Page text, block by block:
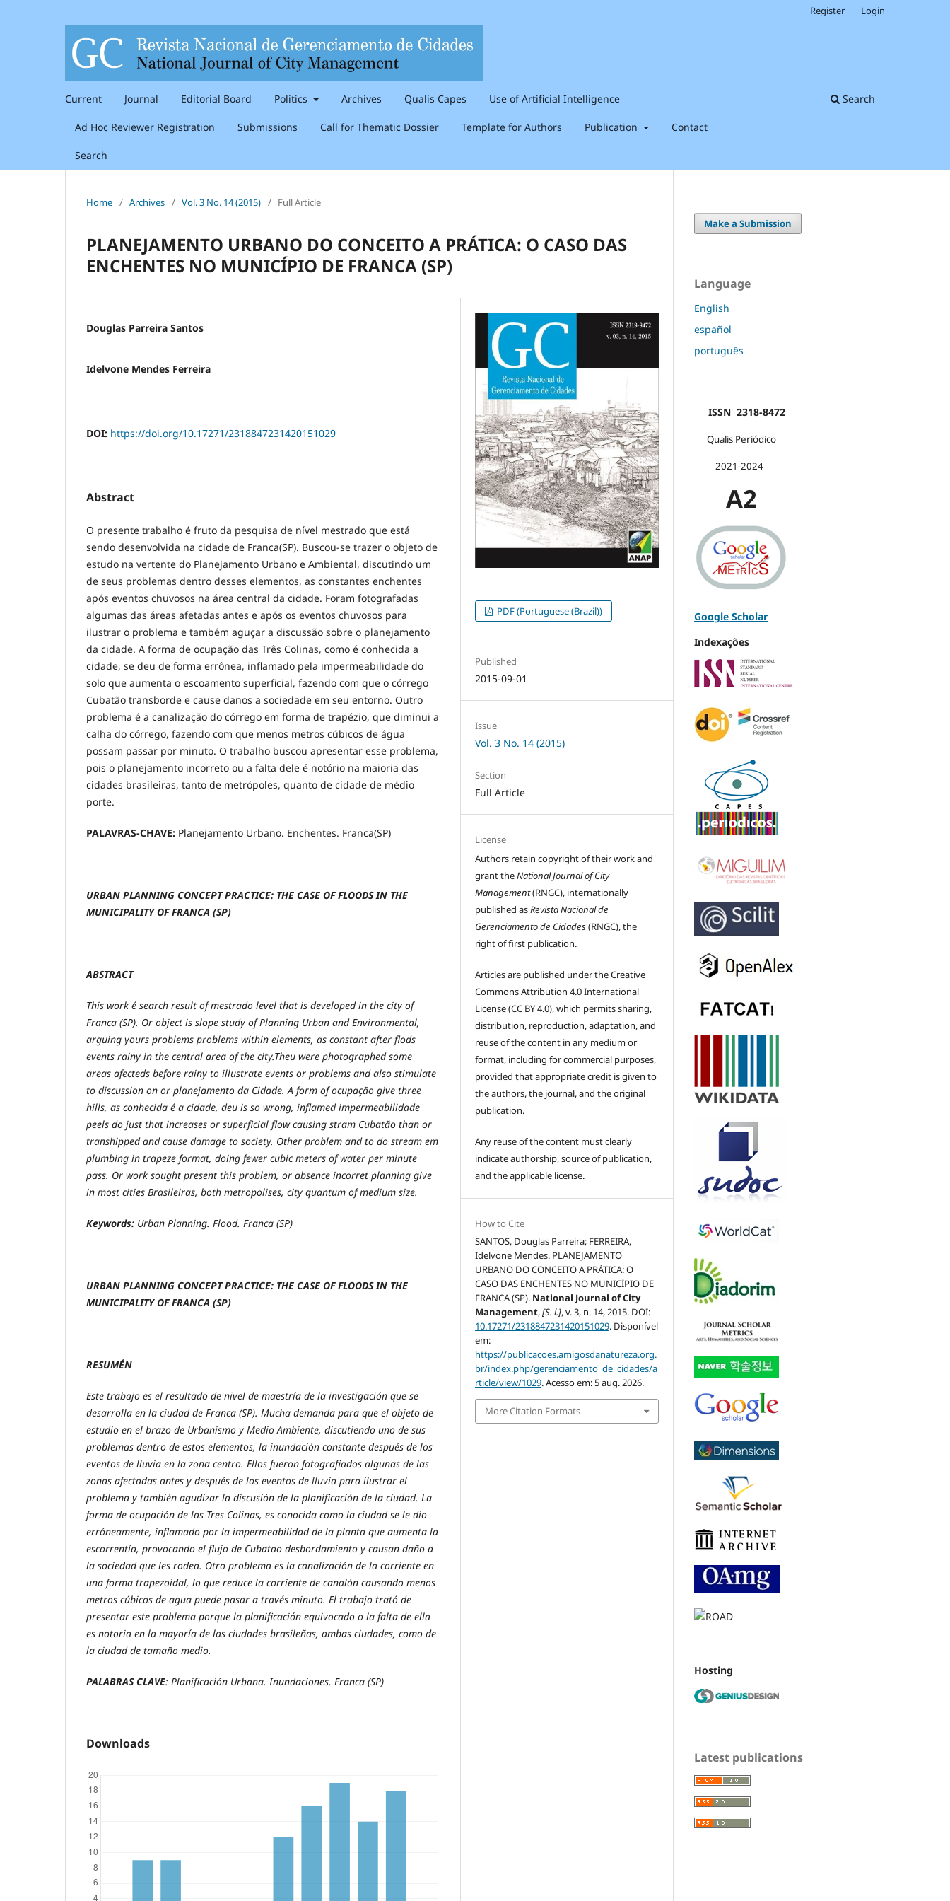
Current Journal Editorial Board Politics Archives Qualis Capes Use of Artificial Intelligence
Ad Hoc Reviewer Registration Submissions Call for Thematic Dossier Template for Authors Publication Contact
Search
Search
Register Login
Home / Archives / Vol. 3 No. 14 (2015) / Full Article
PLANEJAMENTO URBANO DO CONCEITO A PRÁTICA: O CASO DAS
ENCHENTES NO MUNICÍPIO DE FRANCA (SP)
Douglas Parreira Santos
Idelvone Mendes Ferreira
DOI: https://doi.org/10.17271/2318847231420151029
Abstract
O presente trabalho é fruto da pesquisa de nível mestrado que está
sendo desenvolvida na cidade de Franca(SP). Buscou-se trazer o objeto de
estudo na vertente do Planejamento Urbano e Ambiental, discutindo um
de seus problemas dentro desses elementos, as constantes enchentes
após eventos chuvosos na área central da cidade. Foram fotografadas
algumas das áreas afetadas antes e após os eventos chuvosos para
ilustrar o problema e também aguçar a discussão sobre o planejamento
da cidade. A forma de ocupação das Três Colinas, como é conhecida a
cidade, se deu de forma errônea, inflamado pela impermeabilidade do
solo que aumenta o escoamento superficial, fazendo com que o córrego
Cubatão transborde e cause danos a sociedade em seu entorno. Outro
problema é a canalização do córrego em forma de trapézio, que diminui a
calha do córrego, fazendo com que menos metros cúbicos de água
possam passar por minuto. O trabalho buscou apresentar esse problema,
pois o planejamento incorreto ou a falta dele é notório na maioria das
cidades brasileiras, tanto de metrópoles, quanto de cidade de médio
porte.
PALAVRAS-CHAVE: Planejamento Urbano. Enchentes. Franca(SP)
URBAN PLANNING CONCEPT PRACTICE: THE CASE OF FLOODS IN THE
MUNICIPALITY OF FRANCA (SP)
ABSTRACT
This work é search result of mestrado level that is developed in the city of
Franca (SP). Or object is slope study of Planning Urban and Environmental,
arguing yours problems problems within elements, as constant after flods
events rainy in the central area of the city.Theu were photographed some
areas afecteds before rainy to illustrate events or problems and also stimulate
to discussion on or planejamento da Cidade. A form of ocupação give three
hills, as conhecida é a cidade, deu is so wrong, inflamed impermeabilidade
peels do just that increases or superficial flow causing stram Cubatão than or
transhipped and cause damage to society. Other problem and to do stream em
plumbing in trapeze format, doing fewer cubic meters of water per minute
pass. Or work sought present this problem, or absence incorret planning give
in most cities Brasileiras, both metropolises, city quantum of medium size.
Keywords: Urban Planning. Flood. Franca (SP)
URBAN PLANNING CONCEPT PRACTICE: THE CASE OF FLOODS IN THE
MUNICIPALITY OF FRANCA (SP)
RESUMÉN
Este trabajo es el resultado de nivel de maestría de la investigación que se
desarrolla en la ciudad de Franca (SP). Mucha demanda para que el objeto de
estudio en el brazo de Urbanismo y Medio Ambiente, discutiendo uno de sus
problemas dentro de estos elementos, la inundación constante después de los
eventos de lluvia en la zona centro. Ellos fueron fotografiados algunas de las
zonas afectadas antes y después de los eventos de lluvia para ilustrar el
problema y también agudizar la discusión de la planificación de la ciudad. La
forma de ocupación de las Tres Colinas, es conocida como la ciudad se le dio
erróneamente, inflamado por la impermeabilidad de la planta que aumenta la
escorrentía, provocando el flujo de Cubatao desbordamiento y causan daño a
la sociedad que les rodea. Otro problema es la canalización de la corriente en
una forma trapezoidal, lo que reduce la corriente de canalón causando menos
metros cúbicos de agua puede pasar a través minuto. El trabajo trató de
presentar este problema porque la planificación equivocado o la falta de ella
es notoria en la mayoría de las ciudades brasileñas, ambas ciudades, como de
la ciudad de tamaño medio.
PALABRAS CLAVE: Planificación Urbana. Inundaciones. Franca (SP)
Downloads
PDF (Portuguese (Brazil))
Published
2015-09-01
Issue
Vol. 3 No. 14 (2015)
Section
Full Article
License
Authors retain copyright of their work and
grant theNational Journal of City
Management(RNGC), internationally
published asRevista Nacional de
Gerenciamento de Cidades(RNGC), the
right of first publication.
Articles are published under the Creative
Commons Attribution 4.0 International
License (CC BY 4.0), which permits sharing,
distribution, reproduction, adaptation, and
reuse of the content in any medium or
format, including for commercial purposes,
provided that appropriate credit is given to
the authors, the journal, and the original
publication.
Any reuse of the content must clearly
indicate authorship, source of publication,
and the applicable license.
How to Cite
SANTOS, Douglas Parreira; FERREIRA,
Idelvone Mendes. PLANEJAMENTO
URBANO DO CONCEITO A PRÁTICA: O
CASO DAS ENCHENTES NO MUNICÍPIO DE
FRANCA (SP). National Journal of City
Management,[S. l.], v. 3, n. 14, 2015. DOI:
10.17271/2318847231420151029. Disponível
em:
https://publicacoes.amigosdanatureza.org.
br/index.php/gerenciamento_de_cidades/a
rticle/view/1029. Acesso em: 5 aug. 2026.
More Citation Formats
Make a Submission
Language
English
español
português
ISSN 2318-8472
Qualis Periódico
2021-2024
A2
Google Scholar
Indexações
Hosting
Latest publications